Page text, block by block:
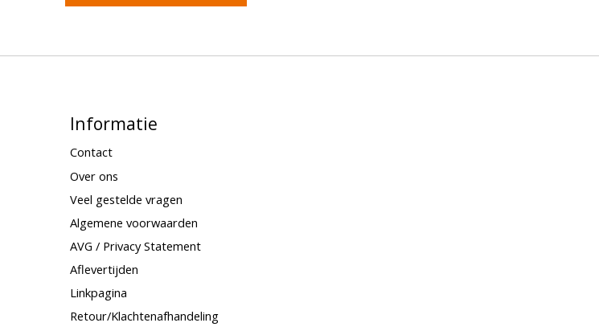
Informatie
Contact
Over ons
Veel gestelde vragen
Algemene voorwaarden
AVG / Privacy Statement
Aflevertijden
Linkpagina
Retour/Klachtenafhandeling